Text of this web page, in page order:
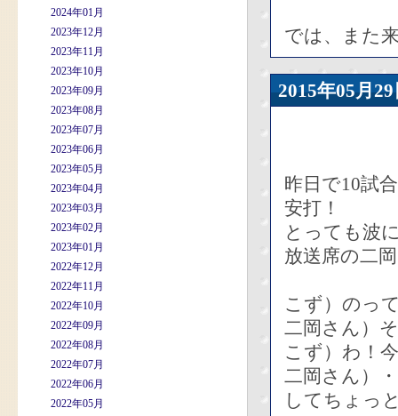
2024年01月
2023年12月
2023年11月
2023年10月
2023年09月
2023年08月
2023年07月
2023年06月
2023年05月
2023年04月
2023年03月
2023年02月
2023年01月
2022年12月
2022年11月
2022年10月
2022年09月
2022年08月
2022年07月
2022年06月
2022年05月
では、また
2015年05
昨日で10試
安打！
とっても波
放送席の二
こず）のっ
二岡さん）
こず）わ！
二岡さん）
してちょっ